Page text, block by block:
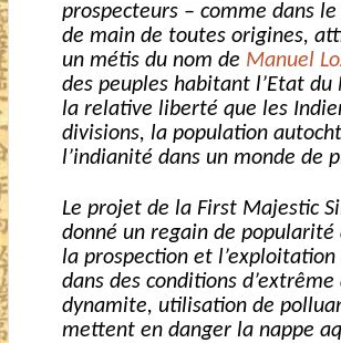
prospecteurs – comme dans
de main de toutes origines,
un métis du nom de Manuel
des peuples habitant l’Etat
la relative liberté que les
divisions, la population
l’indianité dans un monde de
Le projet de la First Majestic
donné un regain de
la prospection et
dans des conditions
dynamite, utilisation de
mettent en danger la nappe